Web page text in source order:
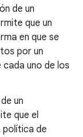
de un
que un
en que se
por un
uno de los
un
que el
política de